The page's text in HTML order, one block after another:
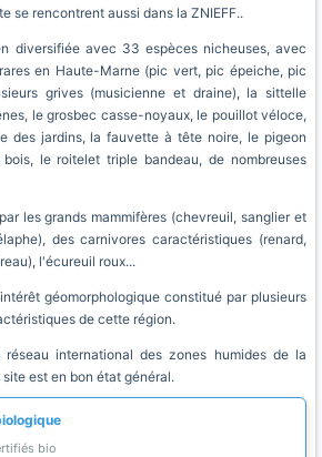
se rencontrent aussi dans la ZNIEFF..
diversifiée avec 33 espèces nicheuses, avec
en Haute-Marne (pic vert, pic épeiche, pic
grives (musicienne et draine), la sittelle
le grosbec casse-noyaux, le pouillot véloce,
des jardins, la fauvette à tête noire, le pigeon
le roitelet triple bandeau, de nombreuses
les grands mammifères (chevreuil, sanglier et
des carnivores caractéristiques (renard,
l'écureuil roux...
géomorphologique constitué par plusieurs
de cette région.
international des zones humides de la
est en bon état général.
bio